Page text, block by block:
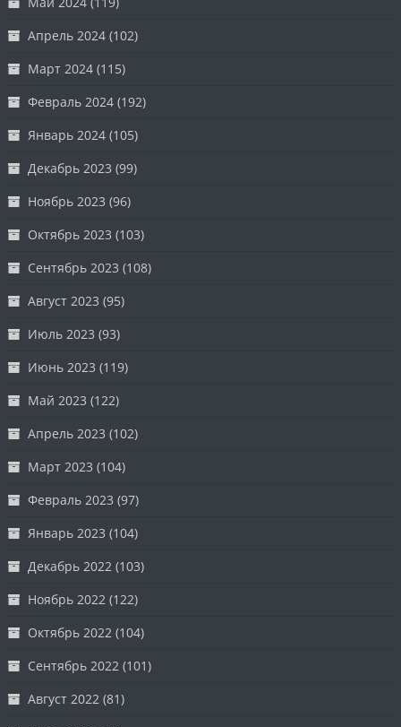
Апрель 2024 (102)
Март 2024 (115)
Февраль 2024 (192)
Январь 2024 (105)
Декабрь 2023 (99)
Ноябрь 2023 (96)
Октябрь 2023 (103)
Сентябрь 2023 (108)
Август 2023 (95)
Июль 2023 (93)
Июнь 2023 (119)
Май 2023 (122)
Апрель 2023 (102)
Март 2023 (104)
Февраль 2023 (97)
Январь 2023 (104)
Декабрь 2022 (103)
Ноябрь 2022 (122)
Октябрь 2022 (104)
Сентябрь 2022 (101)
Август 2022 (81)